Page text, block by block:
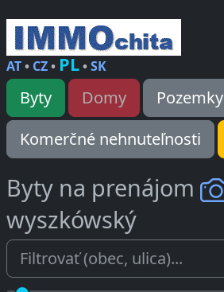
AT• CZ• PL•SK
Byty Domy
Pozemky
Komerčné nehnuteľnosti
Byty na prenájom
wyszkówský